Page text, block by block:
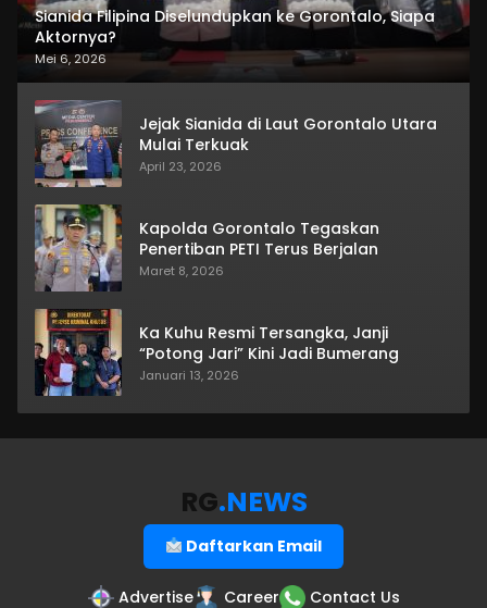
Sianida Filipina Diselundupkan ke Gorontalo, Siapa
Aktornya?
Mei 6, 2026
Jejak Sianida di Laut Gorontalo Utara
Mulai Terkuak
April 23, 2026
Kapolda Gorontalo Tegaskan
Penertiban PETI Terus Berjalan
Maret 8, 2026
Ka Kuhu Resmi Tersangka, Janji
“Potong Jari” Kini Jadi Bumerang
Januari 13, 2026
RG.NEWS
Daftarkan Email
Advertise Career Contact Us